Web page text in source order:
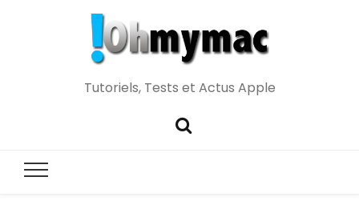
Tutoriels, Tests et Actus Apple